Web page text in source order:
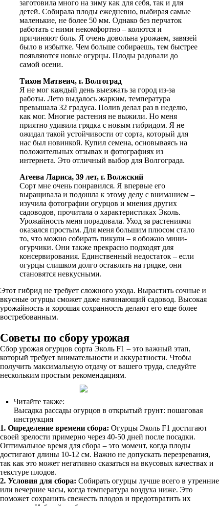
заготовила много на зиму как для себя, так и для
детей. Собирала плоды ежедневно, выбирая самые
маленькие, не более 50 мм. Однако без перчаток
работать с ними некомфортно – колются и
причиняют боль. Я очень довольна урожаем, завязей
было в избытке. Чем больше собираешь, тем быстрее
появляются новые огурцы. Плоды радовали до
самой осени.
Тихон Матвеич, г. Волгоград
Я не мог каждый день выезжать за город из-за
работы. Лето выдалось жарким, температура
превышала 32 градуса. Полив делал раз в неделю,
как мог. Многие растения не выжили. Но меня
приятно удивила грядка с новым гибридом. Я не
ожидал такой устойчивости от сорта, который для
нас был новинкой. Купил семена, основываясь на
положительных отзывах и фотографиях из
интернета. Это отличный выбор для Волгограда.
Агеева Лариса, 39 лет, г. Волжский
Сорт мне очень понравился. Я впервые его
выращивала и подошла к этому делу с вниманием –
изучила фотографии огурцов и мнения других
садоводов, прочитала о характеристиках Эколь.
Урожайность меня порадовала. Уход за растениями
оказался простым. Для меня большим плюсом стало
то, что можно собирать пикули – я обожаю мини-
огурчики. Они также прекрасно подходят для
консервирования. Единственный недостаток – если
огурцы слишком долго оставлять на грядке, они
становятся невкусными.
Этот гибрид не требует сложного ухода. Вырастить сочные и
вкусные огурцы сможет даже начинающий садовод. Высокая
урожайность и хорошая сохранность делают его еще более
востребованным.
Советы по сбору урожая
Сбор урожая огурцов сорта Эколь F1 – это важный этап,
который требует внимательности и аккуратности. Чтобы
получить максимальную отдачу от вашего труда, следуйте
нескольким простым рекомендациям.
Читайте также:
Высадка рассады огурцов в открытый грунт: пошаговая
инструкция
1. Определение времени сбора: Огурцы Эколь F1 достигают
своей зрелости примерно через 40-50 дней после посадки.
Оптимальное время для сбора – это момент, когда плоды
достигают длины 10-12 см. Важно не допускать перезревания,
так как это может негативно сказаться на вкусовых качествах и
текстуре плодов.
2. Условия для сбора: Собирать огурцы лучше всего в утренние
или вечерние часы, когда температура воздуха ниже. Это
поможет сохранить свежесть плодов и предотвратить их